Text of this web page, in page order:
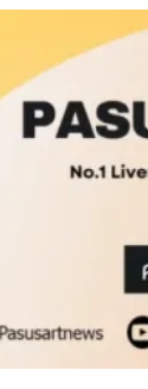
เอ็นโคแช่แข็งก